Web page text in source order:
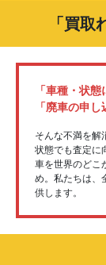
「買
「車種・状
「廃車の申
そんな不満を解
状態でも査定に
車を世界のどこ
め。私たちは、
供します。